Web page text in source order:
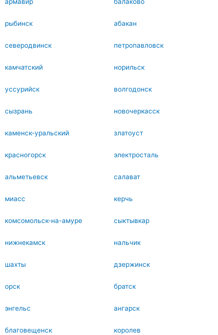
рыбинск абакан
северодвинск петропавловск
камчатский норильск
уссурийск волгодонск
сызрань новочеркасск
каменск-уральский златоуст
красногорск электросталь
альметьевск салават
миасс керчь
комсомольск-на-амуре сыктывкар
нижнекамск нальчик
шахты дзержинск
орск братск
энгельс ангарск
благовещенск королев